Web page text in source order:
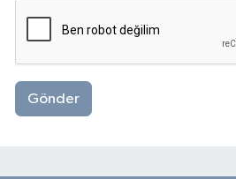
Gönder